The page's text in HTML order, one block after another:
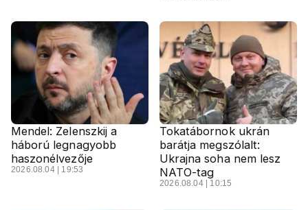
Mendel: Zelenszkij a
háború legnagyobb
haszonélvezője
2026.08.04 | 19:53
Tokatábornok ukrán
barátja megszólalt:
Ukrajna soha nem lesz
NATO-tag
2026.08.04 | 10:15